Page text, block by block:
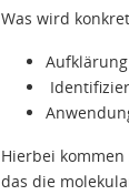
Was wird
Hierbei
das die